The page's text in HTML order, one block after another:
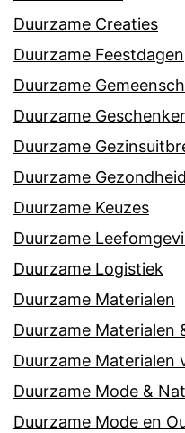
Duurzame Creaties
Duurzame Feestdagen
Duurzame
Duurzame
Duurzame
Duurzame Gezondheid
Duurzame Keuzes
Duurzame
Duurzame Logistiek
Duurzame Materialen
Duurzame Materialen
Duurzame Materialen
Duurzame Mode &
Duurzame Mode en